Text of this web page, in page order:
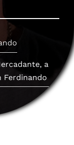
a
Ferdinando